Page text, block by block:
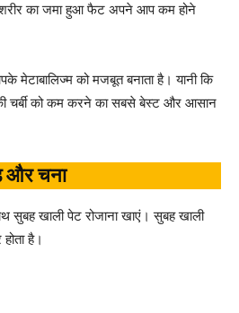
का जमा हुआ फैट अपने आप कम होने
मेटाबालिज्म को मजबूत बनाता है। यानी कि
चर्बी को कम करने का सबसे बेस्ट और आसान
चना
खाली पेट रोजाना खाएं। सुबह खाली
है।